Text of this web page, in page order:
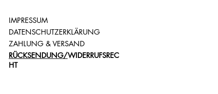
IMPRESSUM
DATENSCHUTZERKLÄRUNG
ZAHLUNG & VERSAND
RÜCKSENDUNG/WIDERRUFSREC
HT